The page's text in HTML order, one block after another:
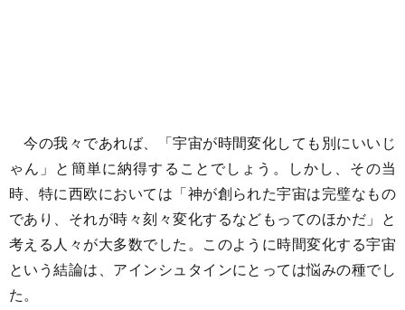
今の我々であれば、「宇宙が時間変化しても別にいいじ
ゃん」と簡単に納得することでしょう。しかし、その当
時、特に西欧においては「神が創られた宇宙は完璧なもの
であり、それが時々刻々変化するなどもってのほかだ」と
考える人々が大多数でした。このように時間変化する宇宙
という結論は、アインシュタインにとっては悩みの種でし
た。